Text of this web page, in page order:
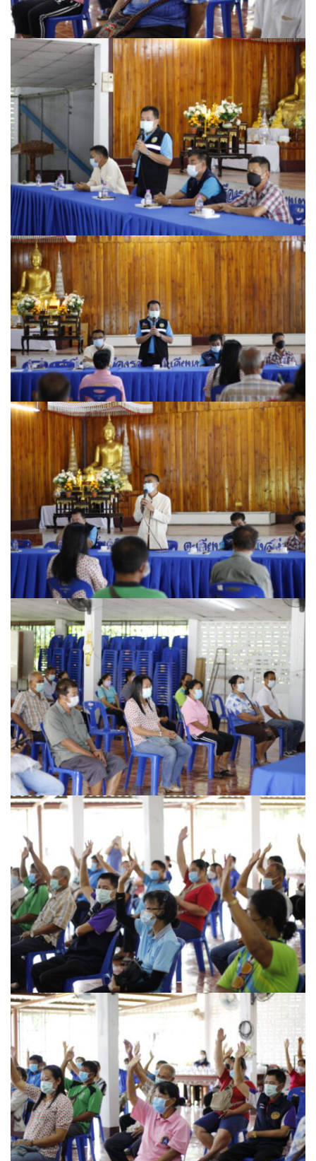
ปัวแฮปปี้รีสอร์ท
ปางชมภูโฮมสเตย์
ปาริชาติเพลส
ภิรมณเพลส
ภูรีสอร์ท
มองดูปัวคอทเทจ
ริมดอยรีสอร์ท
ริมน้ำปัวแคมป์ปิ้ง
ฤทธิ์รดาโฮม
ลองนอนนา
วรนครเพลส
วิดาโฮม
สลีพ&ฟิชชิ่ง
สวัสดีปัวโฮมสเตย์
สุขใจเฮ้าส์
อิงขว้างโฮมสเตย์
อิงดอยปัว
อุ่นไอปัว
อูปแก้วรีสอร์ท
ฮอมฮักแกลเลอรี่
ฮักปัวโฮเทล
เพลินใจ โฮมสเตย์
เฮือนกว่าง
เฮือนสล่า โฮมสเตย์
โกโก้วัลเล่ย์รีสอร์ท
โบทานิกการ์เดนน่าน เกสเฮาส์
โรงแรมลีลาวดี
โรงแรมแสงอรุณ
โรงแรมโกลเด้น
โฮมปอย
ไร่ต้นรักออร์แกนิคฟาร์ม
ไร่ศรีทองโฮมสเตย์
ไร่หลวงเทพโฮมสเตย์
ธุรกิจนำเที่ยว/ตัวแทนท่องเที่ยว
ธุรกิจรถเช่า/รถโดยสารสาธารณะ
กรีนบัสทัวร์